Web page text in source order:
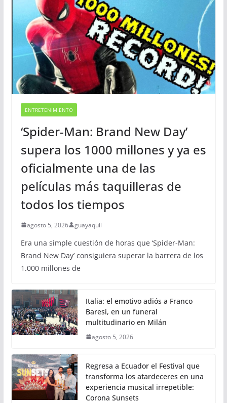
ENTRETENIMIENTO
‘Spider-Man: Brand New Day’
supera los 1000 millones y ya es
oficialmente una de las
películas más taquilleras de
todos los tiempos
agosto 5, 2026 guayaquil
Era una simple cuestión de horas que ‘Spider-Man:
Brand New Day’ consiguiera superar la barrera de los
1.000 millones de
Italia: el emotivo adiós a Franco
Baresi, en un funeral
multitudinario en Milán
agosto 5, 2026
Regresa a Ecuador el Festival que
transforma los atardeceres en una
experiencia musical irrepetible:
Corona Sunsets